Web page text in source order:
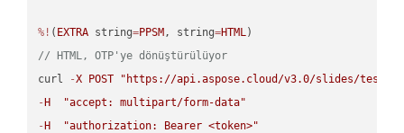
%! ( EXTRA string=PPSM , string=HTML
// HTML, OTP'ye dönüştürülüyor
curl
-X POST
"https://api.aspose.cloud/v3.0/slides/test-
- H
"accept: multipart/form-data"
- H
"authorization: Bearer <token>"